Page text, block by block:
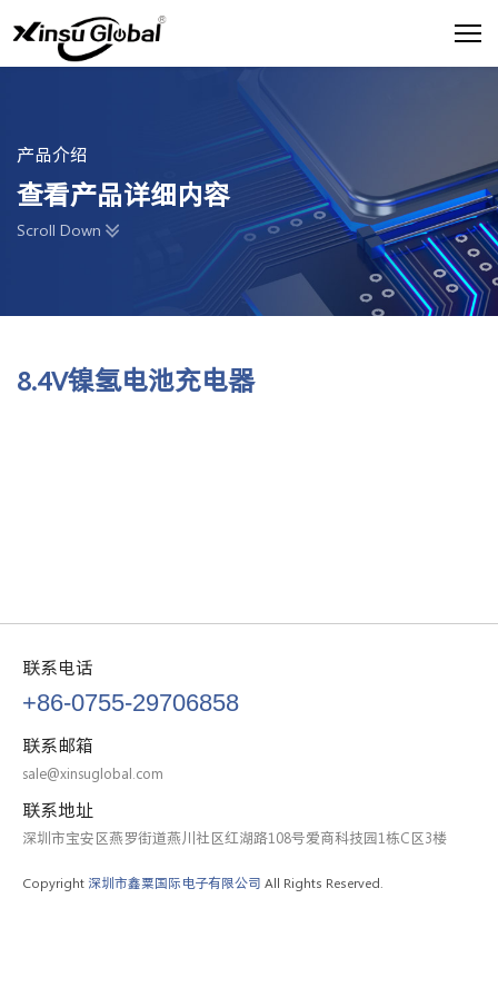
产品介绍
查看产品详细内容
Scroll Down
8.4V镍氢电池充电器
联系电话
+86-0755-29706858
联系邮箱
sale@xinsuglobal.com
联系地址
深圳市宝安区燕罗街道燕川社区红湖路108号爱商科技园1栋C区3楼
Copyright 深圳市鑫粟国际电子有限公司 All Rights Reserved.